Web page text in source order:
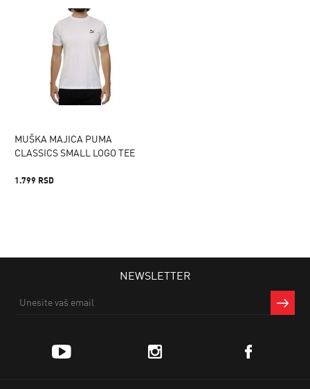
MUŠKA MAJICA PUMA
CLASSICS SMALL LOGO TEE
1.799 RSD
NEWSLETTER